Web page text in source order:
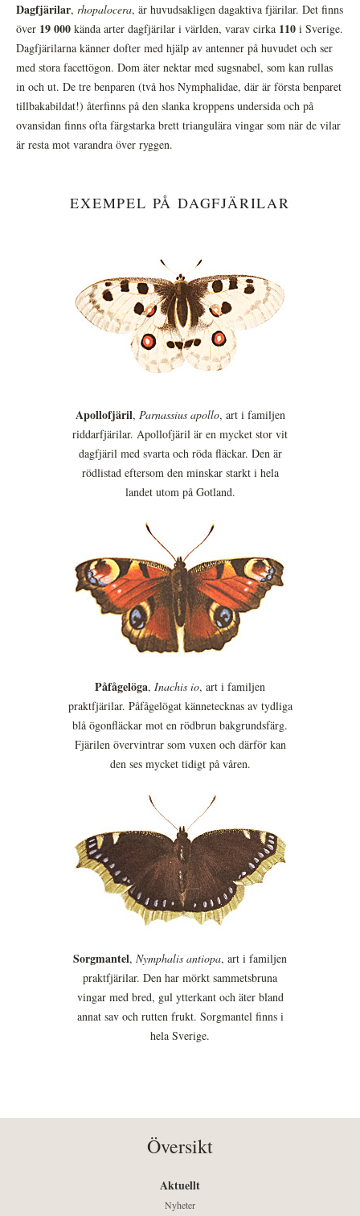
Dagfjärilar, rhopalocera, är huvudsakligen dagaktiva fjärilar. Det finns
över 19 000 kända arter dagfjärilar i världen, varav cirka 110 i Sverige.
Dagfjärilarna känner dofter med hjälp av antenner på huvudet och ser
med stora facettögon. Dom äter nektar med sugsnabel, som kan rullas
in och ut. De tre benparen (två hos Nymphalidae, där är första benparet
tillbakabildat!) återfinns på den slanka kroppens undersida och på
ovansidan finns ofta färgstarka brett triangulära vingar som när de vilar
är resta mot varandra över ryggen.
EXEMPEL PÅ DAGFJÄRILAR
Apollofjäril, Parnassius apollo, art i familjen
riddarfjärilar. Apollofjäril är en mycket stor vit
dagfjäril med svarta och röda fläckar. Den är
rödlistad eftersom den minskar starkt i hela
landet utom på Gotland.
Påfågelöga, Inachis io, art i familjen
praktfjärilar. Påfågelögat kännetecknas av tydliga
blå ögonfläckar mot en rödbrun bakgrundsfärg.
Fjärilen övervintrar som vuxen och därför kan
den ses mycket tidigt på våren.
Sorgmantel, Nymphalis antiopa, art i familjen
praktfjärilar. Den har mörkt sammetsbruna
vingar med bred, gul ytterkant och äter bland
annat sav och rutten frukt. Sorgmantel finns i
hela Sverige.
Översikt
Aktuellt
Nyheter